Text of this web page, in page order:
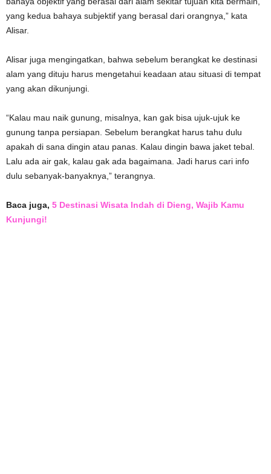
yang kedua bahaya subjektif yang berasal dari orangnya,” kata
Alisar.
Alisar juga mengingatkan, bahwa sebelum berangkat ke destinasi
alam yang dituju harus mengetahui keadaan atau situasi di tempat
yang akan dikunjungi.
“Kalau mau naik gunung, misalnya, kan gak bisa ujuk-ujuk ke
gunung tanpa persiapan. Sebelum berangkat harus tahu dulu
apakah di sana dingin atau panas. Kalau dingin bawa jaket tebal.
Lalu ada air gak, kalau gak ada bagaimana. Jadi harus cari info
dulu sebanyak-banyaknya,” terangnya.
Baca juga, 5 Destinasi Wisata Indah di Dieng, Wajib Kamu
Kunjungi!